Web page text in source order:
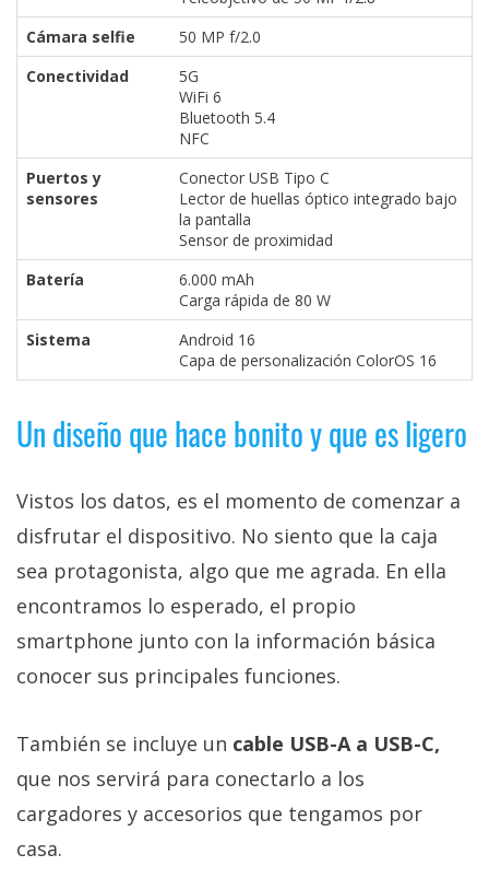
Cámara selfie
50 MP f/2.0
Conectividad
5G
WiFi 6
Bluetooth 5.4
NFC
Puertos y
sensores
Conector USB Tipo C
Lector de huellas óptico integrado bajo
la pantalla
Sensor de proximidad
Batería
6.000 mAh
Carga rápida de 80 W
Sistema
Android 16
Capa de personalización ColorOS 16
Un diseño que hace bonito y que es ligero
Vistos los datos, es el momento de comenzar a
disfrutar el dispositivo. No siento que la caja
sea protagonista, algo que me agrada. En ella
encontramos lo esperado, el propio
smartphone junto con la información básica
conocer sus principales funciones.
También se incluye un cable USB-A a USB-C,
que nos servirá para conectarlo a los
cargadores y accesorios que tengamos por
casa.